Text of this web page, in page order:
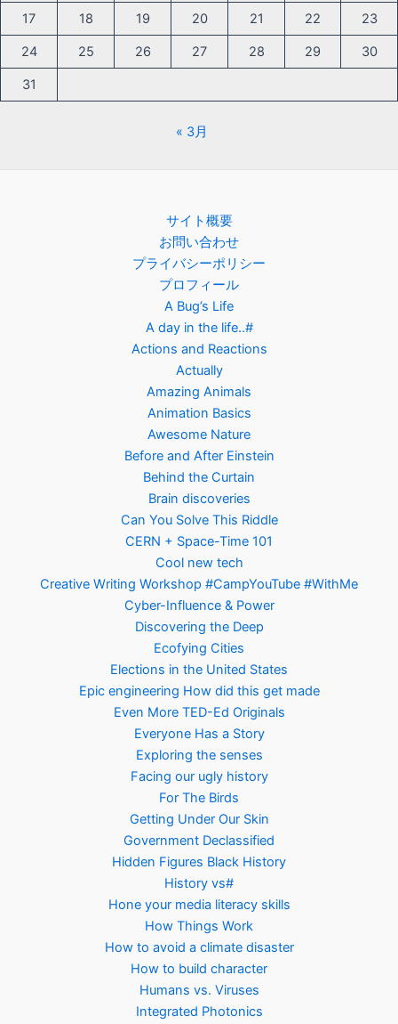
17 18 19 20 21 22 23
24 25 26 27 28 29 30
31
« 3月
サイト概要
お問い合わせ
プライバシーポリシー
プロフィール
A Bug’s Life
A day in the life..#
Actions and Reactions
Actually
Amazing Animals
Animation Basics
Awesome Nature
Before and After Einstein
Behind the Curtain
Brain discoveries
Can You Solve This Riddle
CERN + Space-Time 101
Cool new tech
Creative Writing Workshop #CampYouTube #WithMe
Cyber-Influence & Power
Discovering the Deep
Ecofying Cities
Elections in the United States
Epic engineering How did this get made
Even More TED-Ed Originals
Everyone Has a Story
Exploring the senses
Facing our ugly history
For The Birds
Getting Under Our Skin
Government Declassified
Hidden Figures Black History
History vs#
Hone your media literacy skills
How Things Work
How to avoid a climate disaster
How to build character
Humans vs. Viruses
Integrated Photonics